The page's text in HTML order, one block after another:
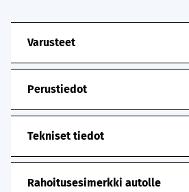
Varusteet
Perustiedot
Tekniset tiedot
Rahoitusesimerkki autolle